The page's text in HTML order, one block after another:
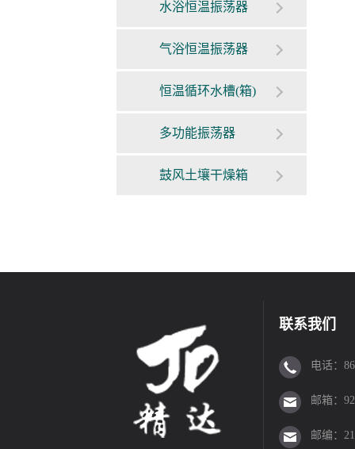
水浴恒温振荡器
气浴恒温振荡器
恒温循环水槽(箱)
多功能振荡器
鼓风土壤干燥箱
联系我们
电话：
邮箱：
邮编：